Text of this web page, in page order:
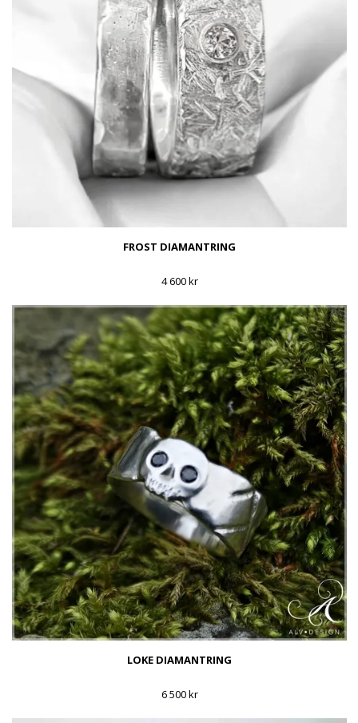
FROST DIAMANTRING
4 600 kr
LOKE DIAMANTRING
6 500 kr